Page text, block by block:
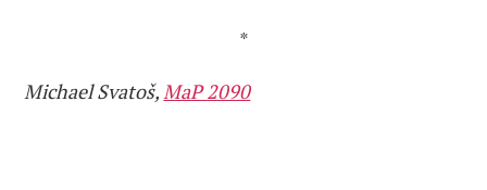
*
Michael Svatoš, MaP 2090